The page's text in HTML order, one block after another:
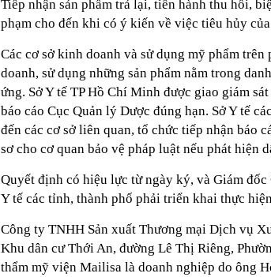
Tiếp nhận sản phẩm trả lại, tiến hành thu hồi,
phạm cho đến khi có ý kiến về việc tiêu hủy
Các cơ sở kinh doanh và sử dụng mỹ phẩm
doanh, sử dụng những sản phẩm nằm trong
ứng. Sở Y tế TP Hồ Chí Minh được giao giám
báo cáo Cục Quản lý Dược đúng hạn. Sở Y tế
đến các cơ sở liên quan, tổ chức tiếp nhận báo
sơ cho cơ quan bảo vệ pháp luật nếu phát hiện
Quyết định có hiệu lực từ ngày ký, và Giám
Y tế các tỉnh, thành phố phải triển khai thực
Công ty TNHH Sản xuất Thương mại Dịch vụ
Khu dân cư Thới An, đường Lê Thị Riêng,
thẩm mỹ viện Mailisa là doanh nghiệp do ông